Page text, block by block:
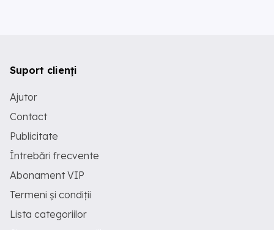
Suport clienți
Ajutor
Contact
Publicitate
Întrebări frecvente
Abonament VIP
Termeni și condiții
Lista categoriilor